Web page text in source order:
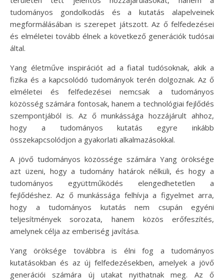
tudományos gondolkodás és a kutatás alapelveinek
megformálásában is szerepet játszott. Az ő felfedezései
és elméletei tovább élnek a következő generációk tudósai
által.
Yang életműve inspirációt ad a fiatal tudósoknak, akik a
fizika és a kapcsolódó tudományok terén dolgoznak. Az ő
elméletei és felfedezései nemcsak a tudományos
közösség számára fontosak, hanem a technológiai fejlődés
szempontjából is. Az ő munkássága hozzájárult ahhoz,
hogy a tudományos kutatás egyre inkább
összekapcsolódjon a gyakorlati alkalmazásokkal.
A jövő tudományos közössége számára Yang öröksége
azt üzeni, hogy a tudomány határok nélküli, és hogy a
tudományos együttműködés elengedhetetlen a
fejlődéshez. Az ő munkássága felhívja a figyelmet arra,
hogy a tudományos kutatás nem csupán egyéni
teljesítmények sorozata, hanem közös erőfeszítés,
amelynek célja az emberiség javítása.
Yang öröksége továbbra is élni fog a tudományos
kutatásokban és az új felfedezésekben, amelyek a jövő
generációi számára új utakat nyithatnak meg. Az ő